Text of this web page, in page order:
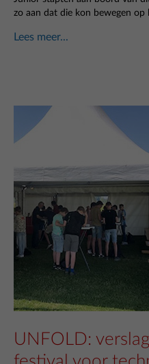
zo aan dat die kon bewegen op
Lees meer...
UNFOLD: